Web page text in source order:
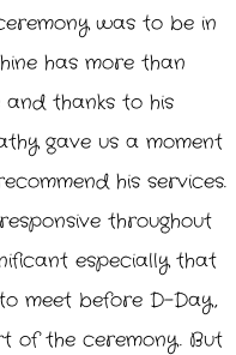
was to be in
has more than
and thanks to his
gave us a moment
his services.
throughout
especially that
meet before D-Day,
of the ceremony. But